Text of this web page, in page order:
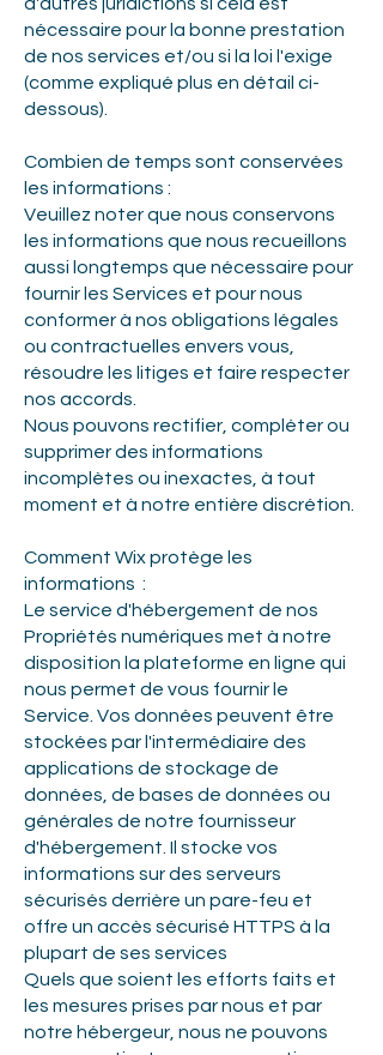
nécessaire pour la bonne prestation
de nos services et/ou si la loi l'exige
(comme expliqué plus en détail ci-
dessous).
Combien de temps sont conservées
les informations :
Veuillez noter que nous conservons
les informations que nous recueillons
aussi longtemps que nécessaire pour
fournir les Services et pour nous
conformer à nos obligations légales
ou contractuelles envers vous,
résoudre les litiges et faire respecter
nos accords.
Nous pouvons rectifier, compléter ou
supprimer des informations
incomplètes ou inexactes, à tout
moment et à notre entière discrétion.
Comment Wix protège les
informations :
Le service d'hébergement de nos
Propriétés numériques met à notre
disposition la plateforme en ligne qui
nous permet de vous fournir le
Service. Vos données peuvent être
stockées par l'intermédiaire des
applications de stockage de
données, de bases de données ou
générales de notre fournisseur
d'hébergement. Il stocke vos
informations sur des serveurs
sécurisés derrière un pare-feu et
offre un accès sécurisé HTTPS à la
plupart de ses services
Quels que soient les efforts faits et
les mesures prises par nous et par
notre hébergeur, nous ne pouvons